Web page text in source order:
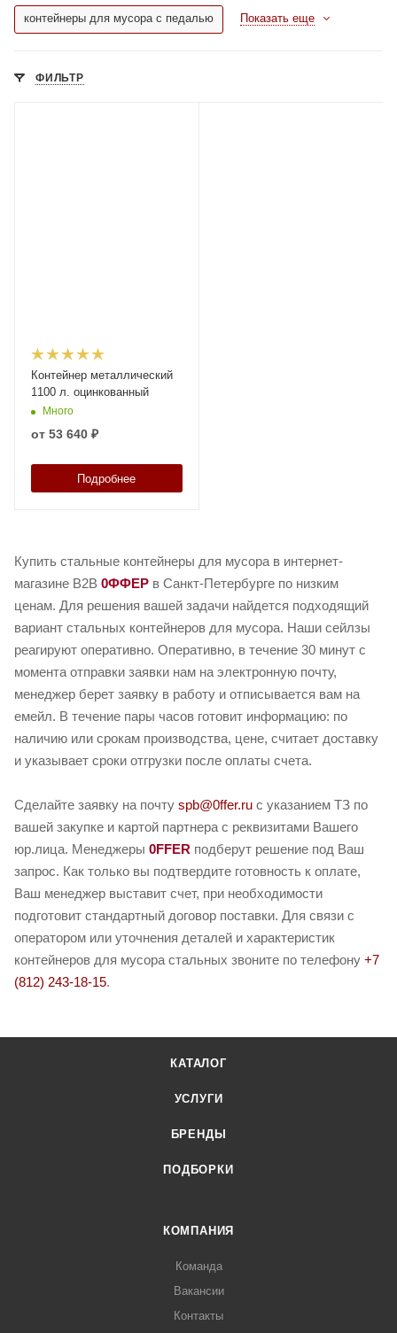
контейнеры для мусора с педалью Показать еще
ФИЛЬТР
Контейнер металлический
1100 л. оцинкованный
Много
от 53 640 ₽
Подробнее
Купить стальные контейнеры для мусора в интернет-
магазине B2B 0ФФЕР в Санкт-Петербурге по низким
ценам. Для решения вашей задачи найдется подходящий
вариант стальных контейнеров для мусора. Наши сейлзы
реагируют оперативно. Оперативно, в течение 30 минут с
момента отправки заявки нам на электронную почту,
менеджер берет заявку в работу и отписывается вам на
емейл. В течение пары часов готовит информацию: по
наличию или срокам производства, цене, считает доставку
и указывает сроки отгрузки после оплаты счета.
Сделайте заявку на почту spb@0ffer.ru с указанием ТЗ по
вашей закупке и картой партнера с реквизитами Вашего
юр.лица. Менеджеры 0FFER подберут решение под Ваш
запрос. Как только вы подтвердите готовность к оплате,
Ваш менеджер выставит счет, при необходимости
подготовит стандартный договор поставки. Для связи с
оператором или уточнения деталей и характеристик
контейнеров для мусора стальных звоните по телефону +7
(812) 243-18-15.
КАТАЛОГ
УСЛУГИ
БРЕНДЫ
ПОДБОРКИ
КОМПАНИЯ
Команда
Вакансии
Контакты